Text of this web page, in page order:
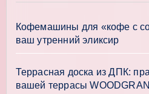
Кофемашины для «кофе с
ваш утренний эликсир
Террасная доска из ДПК:
вашей террасы